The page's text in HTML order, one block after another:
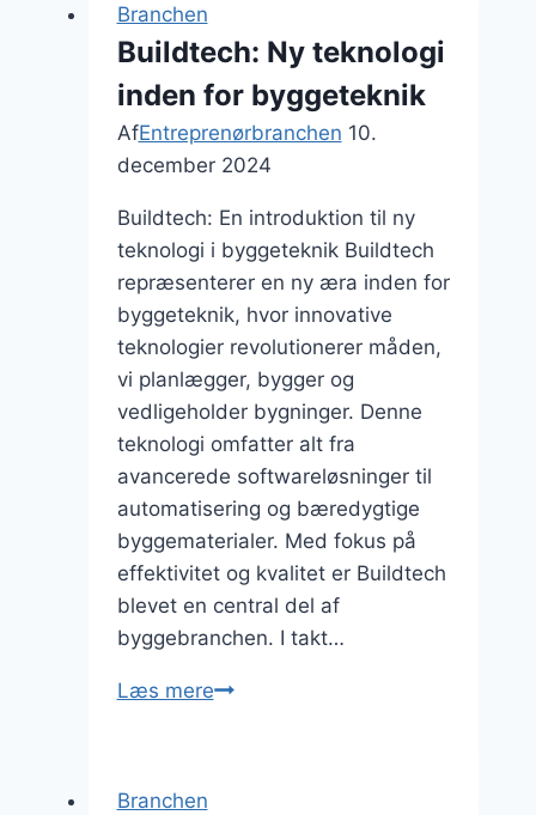
Branchen
Buildtech: Ny teknologi
inden for byggeteknik
AfEntreprenørbranchen 10.
december 2024
Buildtech: En introduktion til ny
teknologi i byggeteknik Buildtech
repræsenterer en ny æra inden for
byggeteknik, hvor innovative
teknologier revolutionerer måden,
vi planlægger, bygger og
vedligeholder bygninger. Denne
teknologi omfatter alt fra
avancerede softwareløsninger til
automatisering og bæredygtige
byggematerialer. Med fokus på
effektivitet og kvalitet er Buildtech
blevet en central del af
byggebranchen. I takt…
Læs mereBuildtech:
Branchen